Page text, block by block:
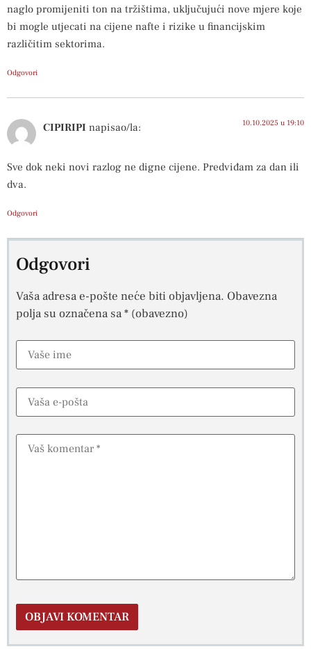
naglo promijeniti ton na tržištima, uključujući nove mjere koje
bi mogle utjecati na cijene nafte i rizike u financijskim
različitim sektorima.
Odgovori
CIPIRIPI napisao/la: 10.10.2025 u 19:10
Sve dok neki novi razlog ne digne cijene. Predviđam za dan ili
dva.
Odgovori
Odgovori
Vaša adresa e-pošte neće biti objavljena. Obavezna
polja su označena sa* (obavezno)